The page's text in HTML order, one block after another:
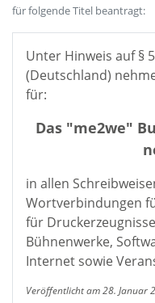
für folgende Titel beantragt:
Unter Hinweis auf §
(Deutschland)
für:
Das "me2we"
in allen
Wortverbindungen
für
Bühnenwerke,
Internet sowie
Veröffentlicht am 28. Januar